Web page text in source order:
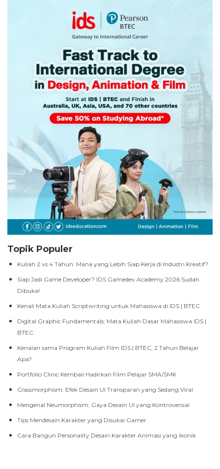
Topik Populer
Kuliah 2 vs 4 Tahun: Mana yang Lebih Siap Kerja di Industri Kreatif?
Siap Jadi Game Developer? IDS Gamedev Academy 2026 Sudah
Dibuka!
Kenali Mata Kuliah Scriptwriting untuk Mahasiswa di IDS | BTEC
Digital Graphic Fundamentals: Mata Kuliah Dasar Mahasiswa IDS |
BTEC
Kenalan sama Program Kuliah Film IDS | BTEC, 2 Tahun Belajar
Apa?
Portfolio Clinic Kembali Hadirkan Film Pelajar SMA/SMK
Glassmorphism: Efek Desain UI Transparan yang Sedang Viral
Mengenal Neumorphism: Gaya Desain UI yang Kontroversial
Tips Mendesain Karakter yang Disukai Gamer
Cara Bangun Personality Desain Karakter Animasi yang Ikonik